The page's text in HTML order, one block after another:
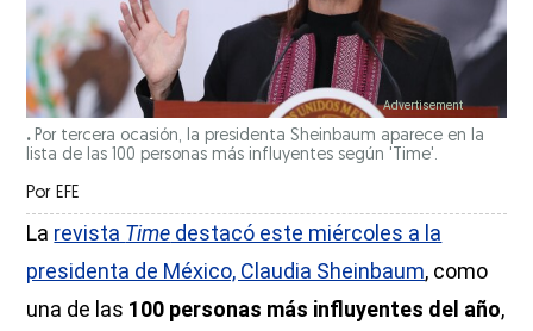
. Por tercera ocasión, la presidenta Sheinbaum aparece en la
lista de las 100 personas más influyentes según 'Time'.
Por EFE
La revista Time destacó este miércoles a la
presidenta de México, Claudia Sheinbaum, como
una de las 100 personas más influyentes del año,